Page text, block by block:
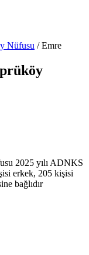
Nüfusu /Emre
2025 yılı ADNKS
erkek, 205 kişisi
bağlıdır